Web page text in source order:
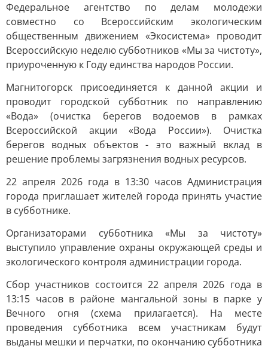
Федеральное агентство по делам молодежи
совместно со Всероссийским экологическим
общественным движением «Экосистема» проводит
Всероссийскую неделю субботников «Мы за чистоту»,
приуроченную к Году единства народов России.
Магнитогорск присоединяется к данной акции и
проводит городской субботник по направлению
«Вода» (очистка берегов водоемов в рамках
Всероссийской акции «Вода России»). Очистка
берегов водных объектов - это важный вклад в
решение проблемы загрязнения водных ресурсов.
22 апреля 2026 года в 13:30 часов Администрация
города приглашает жителей города принять участие
в субботнике.
Организаторами субботника «Мы за чистоту»
выступило управление охраны окружающей среды и
экологического контроля администрации города.
Сбор участников состоится 22 апреля 2026 года в
13:15 часов в районе мангальной зоны в парке у
Вечного огня (схема прилагается). На месте
проведения субботника всем участникам будут
выданы мешки и перчатки, по окончанию субботника